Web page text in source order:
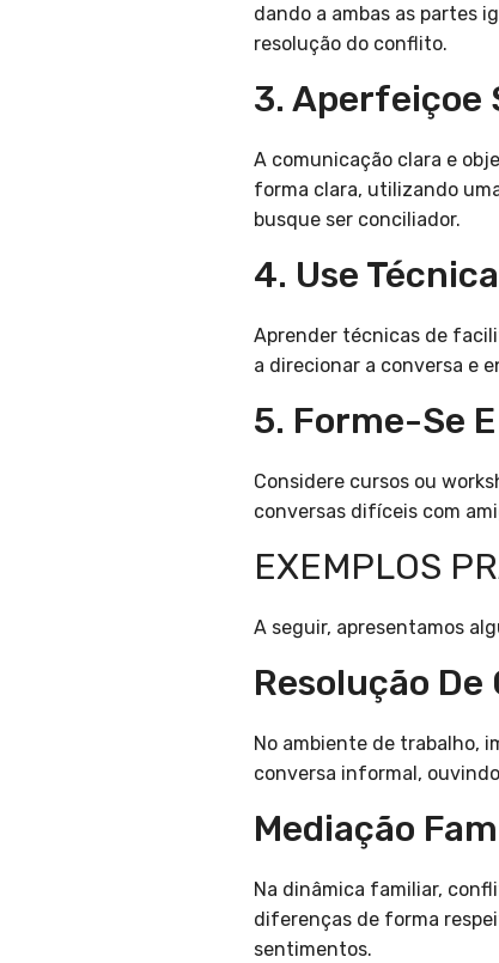
dando a ambas as partes
resolução do conflito.
3. Aperfeiçoe
A comunicação clara e
forma clara, utilizando
busque ser conciliador.
4. Use
Aprender técnicas de
a direcionar a conversa e
5. Forme-Se
Considere cursos ou
conversas difíceis com
EXEMPLOS
A seguir, apresentamos
Resolução
No ambiente de trabalho,
conversa informal,
Mediação
Na dinâmica familiar,
diferenças de forma
sentimentos.